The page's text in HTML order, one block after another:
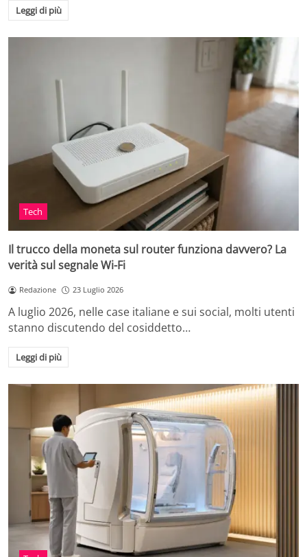
Leggi di più
Tech
Il trucco della moneta sul router funziona davvero? La
verità sul segnale Wi-Fi
Redazione 23 Luglio 2026
A luglio 2026, nelle case italiane e sui social, molti utenti
stanno discutendo del cosiddetto…
Leggi di più